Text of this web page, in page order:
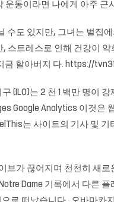
동이라면 나에게 아주 근
도 있지만, 그녀는 벌집
스트레스로 인해 건강이
금 할아버지 다. https://
(ILO)는 2 천 1 백만 명이
Google Analytics 이것은
는 사이트의 기사 및
브가 끊어지며 천천히 새
Dame 기록에서 다른